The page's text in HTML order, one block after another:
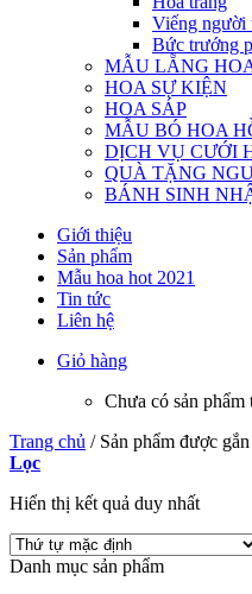
Viếng người
Bức trướng
MẪU LẴNG
HOA SỰ KIỆN
HOA SÁP
MẪU BÓ HOA
DỊCH VỤ CƯỚI
QUÀ TẶNG
BÁNH SINH
Giới thiệu
Sản phẩm
Mẫu hoa hot 2021
Tin tức
Liên hệ
Giỏ hàng
Chưa có sản phẩm
Trang chủ /Sản phẩm được
Lọc
Hiển thị kết quả duy nhất
Danh mục sản phẩm